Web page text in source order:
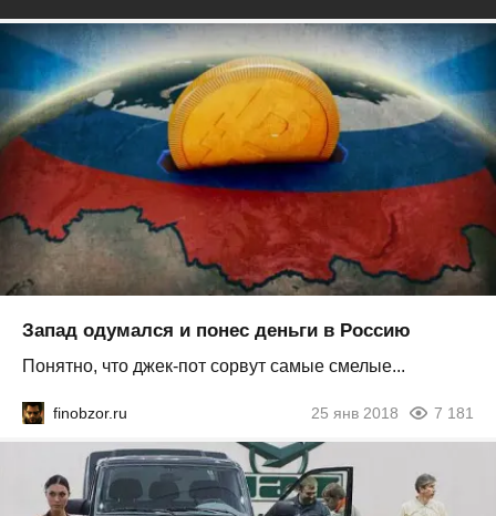
Запад одумался и понес деньги в Россию
Понятно, что джек-пот сорвут самые смелые...
finobzor.ru 25 янв 2018 7 181